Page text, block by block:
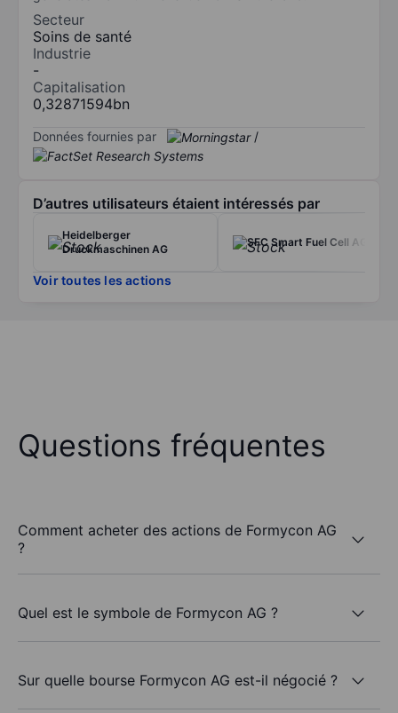
Secteur
Soins de santé
Industrie
-
Capitalisation
0,32871594bn
Données fournies par /
D’autres utilisateurs étaient intéressés par
Heidelberger
Druckmaschinen AG
SFC Smart Fuel Cell AG
Voir toutes les actions
Questions fréquentes
Comment acheter des actions de Formycon AG
?
Quel est le symbole de Formycon AG ?
Sur quelle bourse Formycon AG est-il négocié ?